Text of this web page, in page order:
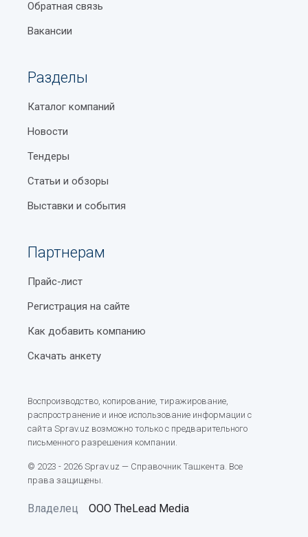
Обратная связь
Вакансии
Разделы
Каталог компаний
Новости
Тендеры
Статьи и обзоры
Выставки и события
Партнерам
Прайс-лист
Регистрация на сайте
Как добавить компанию
Скачать анкету
Воспроизводство, копирование, тиражирование,
распространение и иное использование информации с
сайта Sprav.uz возможно только с предварительного
письменного разрешения компании.
© 2023 - 2026 Sprav.uz — Справочник Ташкента. Все
права защищены.
Владелец ООО TheLead Media